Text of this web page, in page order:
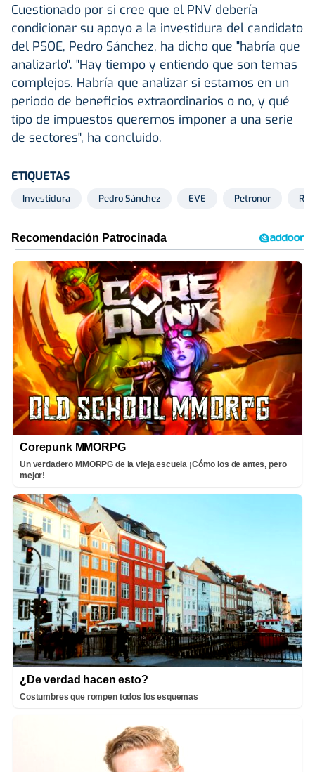
Cuestionado por si cree que el PNV debería
condicionar su apoyo a la investidura del candidato
del PSOE, Pedro Sánchez, ha dicho que "habría que
analizarlo". "Hay tiempo y entiendo que son temas
complejos. Habría que analizar si estamos en un
periodo de beneficios extraordinarios o no, y qué
tipo de impuestos queremos imponer a una serie
de sectores", ha concluido.
ETIQUETAS
Investidura Pedro Sánchez EVE Petronor
Corepunk MMORPG
Un verdadero MMORPG de la vieja escuela ¡Cómo los de antes, pero
mejor!
¿De verdad hacen esto?
Costumbres que rompen todos los esquemas